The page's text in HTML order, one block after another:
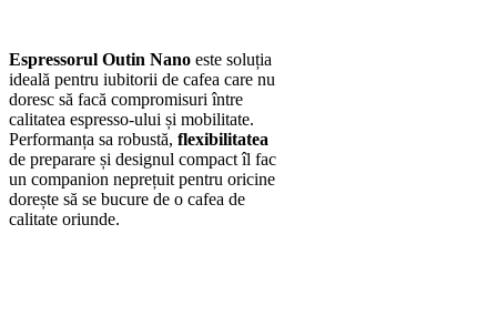
Espressorul Outin Nano este soluția
ideală pentru iubitorii de cafea care nu
doresc să facă compromisuri între
calitatea espresso-ului și mobilitate.
Performanța sa robustă, flexibilitatea
de preparare și designul compact îl fac
un companion neprețuit pentru oricine
dorește să se bucure de o cafea de
calitate oriunde.